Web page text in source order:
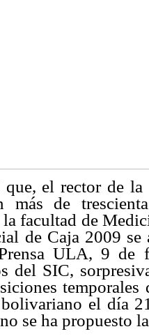
que, el rector de
más de
facultad de
de Caja 2009
ULA, 9 de
del SIC,
temporales
el día
se ha propuesto